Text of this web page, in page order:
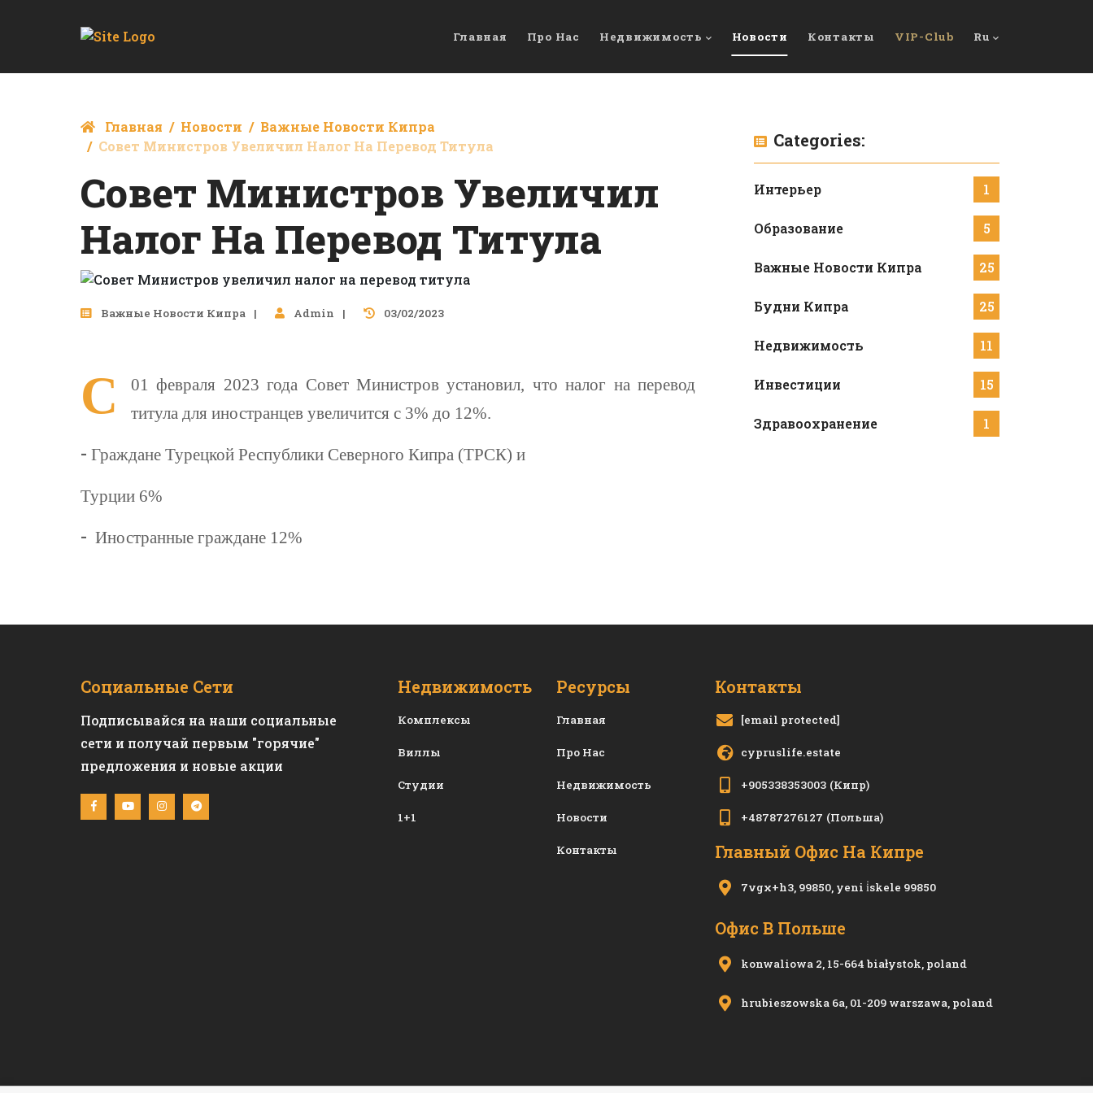
Главная Про Нас Недвижимость Новости Контакты VIP-Club Ru
Главная Новости
Важные Новости Кипра
Совет Министров Увеличил Налог На Перевод Титула
Совет Министров Увеличил
Налог На Перевод Титула
Важные Новости Кипра Admin 03/02/2023
С
01 февраля 2023 года Совет Министров установил, что налог на перевод
титула для иностранцев увеличится с 3% до 12%.
- Граждане Турецкой Республики Северного Кипра (ТРСК) и
Турции 6%
- Иностранные граждане 12%
Categories:
Интерьер 1
Образование 5
Важные Новости Кипра 25
Будни Кипра 25
Недвижимость 11
Инвестиции 15
Здравоохранение 1
Социальные Сети
Подписывайся на наши социальные
сети и получай первым "горячие"
предложения и новые акции
Недвижимость
Комплексы
Виллы
Студии
1+1
Ресурсы
Главная
Про Нас
Недвижимость
Новости
Контакты
Контакты
[email protected]
cypruslife.estate
+905338353003 (Кипр)
+48787276127 (Польша)
Главный Офис На Кипре
7vgx+h3, 99850, yeni i̇skele 99850
Офис В Польше
konwaliowa 2, 15-664 białystok, poland
hrubieszowska 6a, 01-209 warszawa, poland